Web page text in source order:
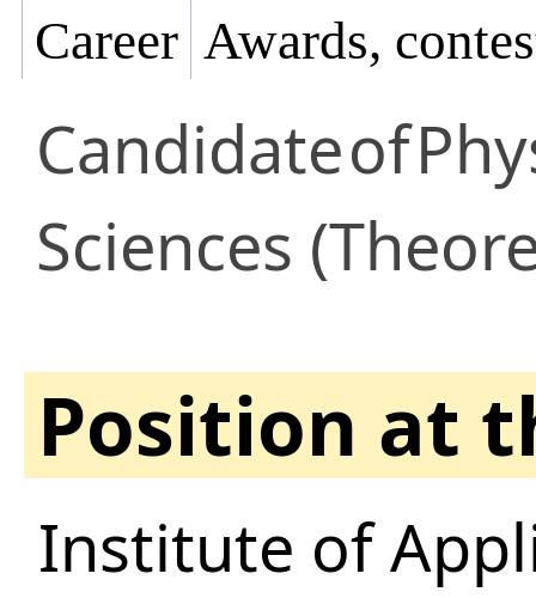
Career Awards,
Candidateof
Sciences
Position at
Institute of